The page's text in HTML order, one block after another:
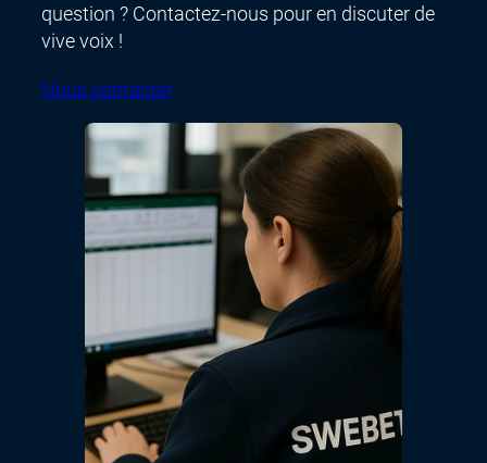
question ? Contactez-nous pour en discuter de
vive voix !
Nous contacter